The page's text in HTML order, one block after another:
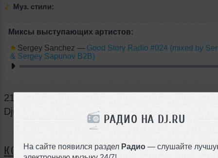
РАДИО НА DJ.RU
На сайте появился раздел Радио — слушайте
Муз. стили:
Миксы выступающих артистов:
Sergey Sanchez — Good Story Radio #024 (mixed by
& Sergey Sapunov B2B)
21.00 - DJ Studitsky<br />00.00 - Sanches<br /
Djungl
КОММЕНТАРИИ